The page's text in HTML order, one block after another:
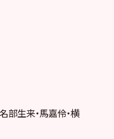
部生来・馬嘉伶・横